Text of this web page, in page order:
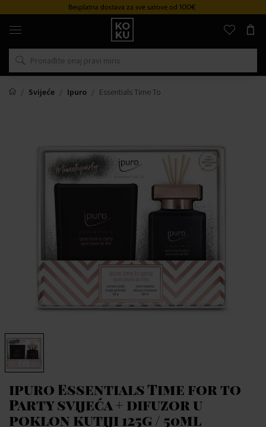
Besplatna dostava za sve satove od 100€
Originalni
parfemi
satovi
na
mjestu
Svijeće
Ipuro Essentials Time To
ipuro Essentials Time for to
Party svijeća + difuzor u
poklon kutiji 125g / 50ml